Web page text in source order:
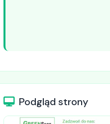
Podgląd strony